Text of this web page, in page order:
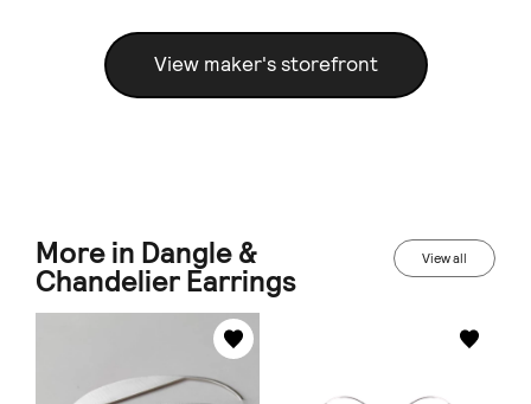
View maker's storefront
More in Dangle &
Chandelier Earrings
View all